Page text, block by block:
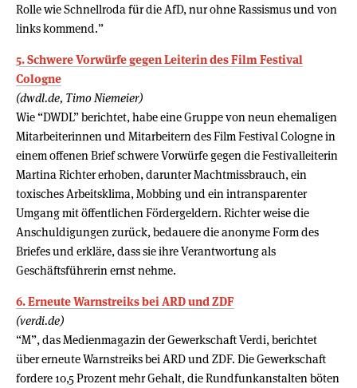
Rolle wie Schnellroda für die AfD, nur ohne Rassismus und von
links kommend.”
5. Schwere Vorwürfe gegen Leiterin des Film Festival
Cologne
(dwdl.de, Timo Niemeier)
Wie “DWDL” berichtet, habe eine Gruppe von neun ehemaligen
Mitarbeiterinnen und Mitarbeitern des Film Festival Cologne in
einem offenen Brief schwere Vorwürfe gegen die Festivalleiterin
Martina Richter erhoben, darunter Machtmissbrauch, ein
toxisches Arbeitsklima, Mobbing und ein intransparenter
Umgang mit öffentlichen Fördergeldern. Richter weise die
Anschuldigungen zurück, bedauere die anonyme Form des
Briefes und erkläre, dass sie ihre Verantwortung als
Geschäftsführerin ernst nehme.
6. Erneute Warnstreiks bei ARD und ZDF
(verdi.de)
“M”, das Medienmagazin der Gewerkschaft Verdi, berichtet
über erneute Warnstreiks bei ARD und ZDF. Die Gewerkschaft
fordere 10,5 Prozent mehr Gehalt, die Rundfunkanstalten böten